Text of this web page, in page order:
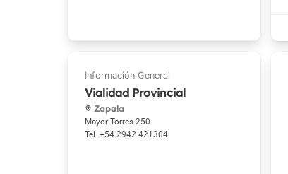
Vialidad Provincial
Zapala
Mayor Torres 250
+54 2942 421304